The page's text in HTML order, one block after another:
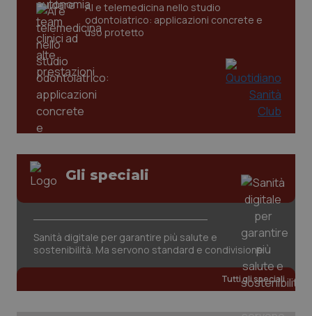
AI e telemedicina nello studio
odontoiatrico: applicazioni concrete e
uso protetto
Gli speciali
Sanità digitale per garantire più salute e
sostenibilità. Ma servono standard e condivisione
Tutti gli speciali